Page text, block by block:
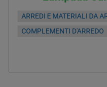
ARREDI E MATERIALI DA
COMPLEMENTI D'ARREDO